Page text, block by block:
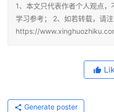
1、本文只代表作者个人观点
学习参考； 2、如若转载，请注
https://
Generate poster